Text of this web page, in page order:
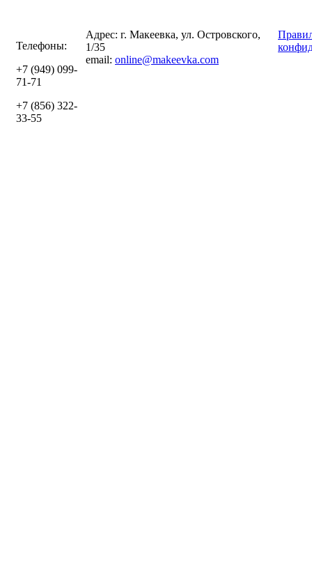
Телефоны:
+7 (949) 099-
71-71
+7 (856) 322-
33-55
Адрес: г. Макеевка, ул. Островского,
1/35
email: online@makeevka.com